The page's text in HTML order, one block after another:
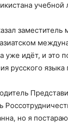
учебной
уже идёт, и это
русского языка
но я